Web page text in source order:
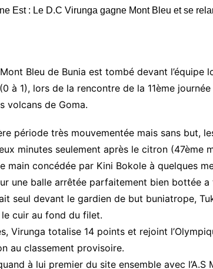
Bleu de Bunia est tombé devant l’équipe
à 1), lors de la rencontre de la 11ème
volcans de Goma.
période très mouvementée mais sans but,
minutes seulement après le citron (47ème
main concédée par Kini Bokole à quelques
une balle arrêtée parfaitement bien bottée
seul devant le gardien de but buniatrope,
cuir au fond du filet.
Virunga totalise 14 points et rejoint
au classement provisoire.
à lui premier du site ensemble avec l’A.S